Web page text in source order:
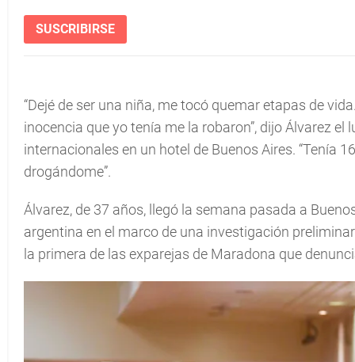
SUSCRIBIRSE
“Dejé de ser una niña, me tocó quemar etapas de
inocencia que yo tenía me la robaron”, dijo Álvarez
internacionales en un hotel de Buenos Aires. “Tenía
drogándome”.
Álvarez, de 37 años, llegó la semana pasada a
argentina en el marco de una investigación
la primera de las exparejas de Maradona que